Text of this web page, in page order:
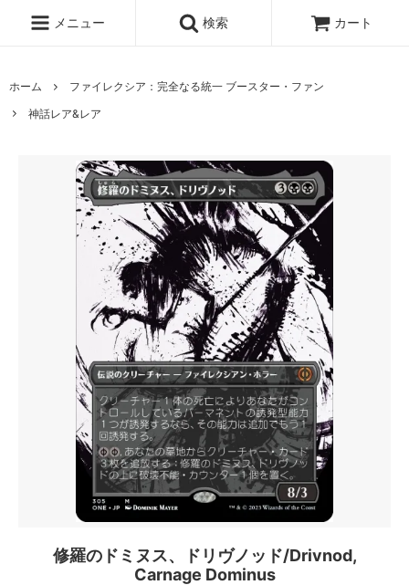
メニュー 検索 カート
ホーム
ファイレクシア：完全なる統一 ブースター・ファン
神話レア&レア
修羅のドミヌス、ドリヴノッド/Drivnod,
Carnage Dominus